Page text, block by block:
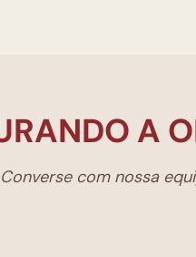
A
Converse com nossa